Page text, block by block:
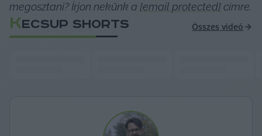
megosztani? Írjon nekünk a [email protected] címre.
KECSUP SHORTS Összes videó